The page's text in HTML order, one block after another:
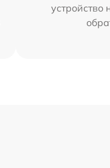
устройство